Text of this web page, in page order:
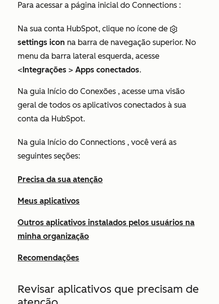
Para acessar a página inicial do Connections :
Na sua conta HubSpot, clique no ícone de
settings icon na barra de navegação superior. No
menu da barra lateral esquerda, acesse
<Integrações > Apps conectados.
Na guia Início do Conexões , acesse uma visão
geral de todos os aplicativos conectados à sua
conta da HubSpot.
Na guia Início do Connections , você verá as
seguintes seções:
Precisa da sua atenção
Meus aplicativos
Outros aplicativos instalados pelos usuários na
minha organização
Recomendações
Revisar aplicativos que precisam de